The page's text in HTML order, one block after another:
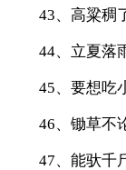
43、高粱稠
44、立夏落
45、要想吃
46、锄草不
47、能驮千